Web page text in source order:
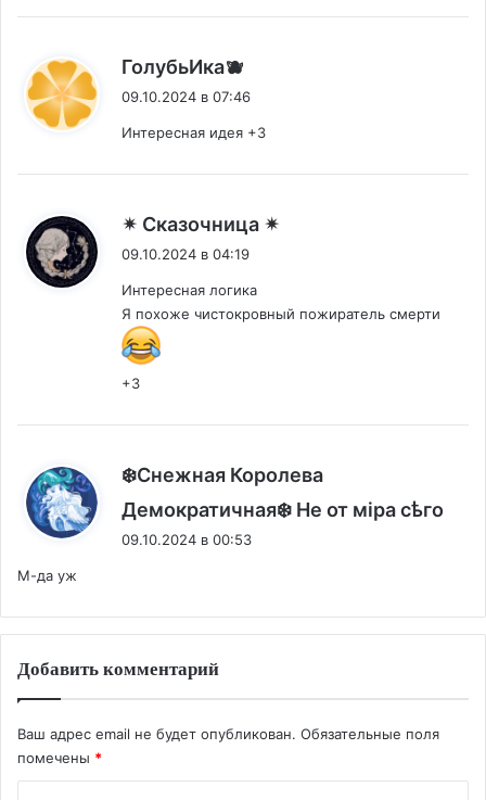
ГолубьИка🫐
09.10.2024 в 07:46
Интересная идея +3
✴ Сказочница ✴
09.10.2024 в 04:19
Интересная логика
Я похоже чистокровный пожиратель смерти
+3
❄️Снежная Королева
Демократичная❄️ Не от мiра сѣго
09.10.2024 в 00:53
М-да уж
Добавить комментарий
Ваш адрес email не будет опубликован. Обязательные поля
помечены *